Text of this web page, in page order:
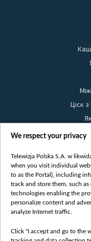
Ціск
Правілы
We respect your privacy
Telewizja Polska S.A. w
when you visit individual
to as the Portal), including
track and store them, such
technologies enabling the
personalize content and
analyze Internet traffic.
Click "I accept and go to the